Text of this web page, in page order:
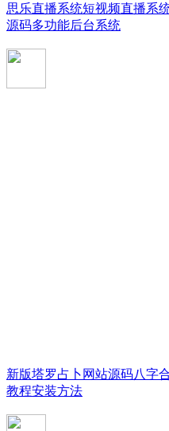
思乐直播系统短视频直播系
源码多功能后台系统
新版塔罗占卜网站源码八字
教程安装方法